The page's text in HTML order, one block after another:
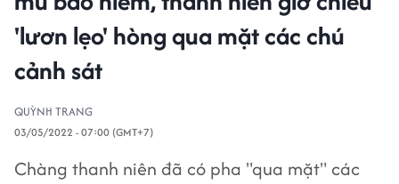
'lươn lẹo' hòng qua mặt các chú
cảnh sát
QUỲNH TRANG
03/05/2022 - 07:00 (GMT+7)
Chàng thanh niên đã có pha "qua mặt" các